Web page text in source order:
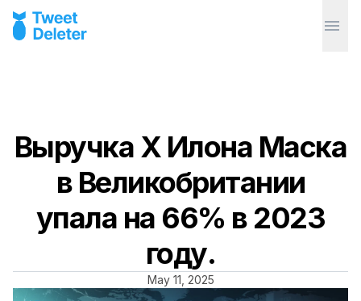
Выручка X Илонa Маcка
в Великобритании
упала на 66% в 2023
году.
May 11, 2025